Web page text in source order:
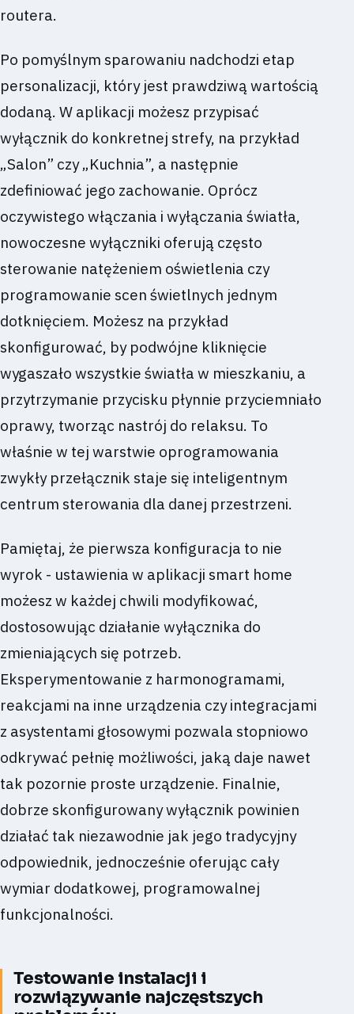
routera.
Po pomyślnym sparowaniu nadchodzi etap
personalizacji, który jest prawdziwą wartością
dodaną. W aplikacji możesz przypisać
wyłącznik do konkretnej strefy, na przykład
„Salon” czy „Kuchnia”, a następnie
zdefiniować jego zachowanie. Oprócz
oczywistego włączania i wyłączania światła,
nowoczesne wyłączniki oferują często
sterowanie natężeniem oświetlenia czy
programowanie scen świetlnych jednym
dotknięciem. Możesz na przykład
skonfigurować, by podwójne kliknięcie
wygaszało wszystkie światła w mieszkaniu, a
przytrzymanie przycisku płynnie przyciemniało
oprawy, tworząc nastrój do relaksu. To
właśnie w tej warstwie oprogramowania
zwykły przełącznik staje się inteligentnym
centrum sterowania dla danej przestrzeni.
Pamiętaj, że pierwsza konfiguracja to nie
wyrok - ustawienia w aplikacji smart home
możesz w każdej chwili modyfikować,
dostosowując działanie wyłącznika do
zmieniających się potrzeb.
Eksperymentowanie z harmonogramami,
reakcjami na inne urządzenia czy integracjami
z asystentami głosowymi pozwala stopniowo
odkrywać pełnię możliwości, jaką daje nawet
tak pozornie proste urządzenie. Finalnie,
dobrze skonfigurowany wyłącznik powinien
działać tak niezawodnie jak jego tradycyjny
odpowiednik, jednocześnie oferując cały
wymiar dodatkowej, programowalnej
funkcjonalności.
Testowanie instalacji i
rozwiązywanie najczęstszych